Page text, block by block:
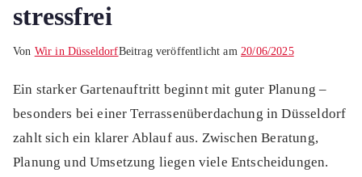
stressfrei
Von Wir in DüsseldorfBeitrag veröffentlicht am 20/06/2025
Ein starker Gartenauftritt beginnt mit guter Planung –
besonders bei einer Terrassenüberdachung in Düsseldorf
zahlt sich ein klarer Ablauf aus. Zwischen Beratung,
Planung und Umsetzung liegen viele Entscheidungen.